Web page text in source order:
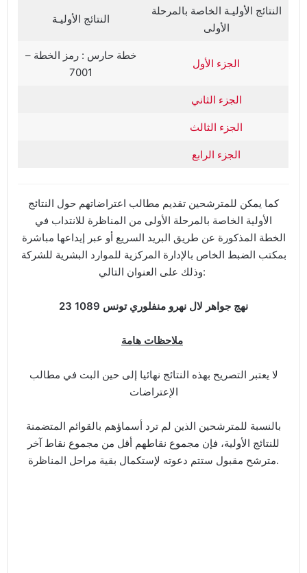
النتائج الأوليـة
النتائج الأوليـة الخاصة بالمرحلة
الأولى
خطة حارس : رمز الخطة –
7001
الجزء الأول
الجزء الثاني
الجزء الثالث
الجزء الرابع
كما يمكن للمترشحين تقديم مطالب اعتراضاتهم حول النتائج
الأولية الخاصة بالمرحلة الأولى من المناظرة للانتداب في
الخطة المذكورة عن طريق البريد السريع أو عبر إيداعها مباشرة
بمكتب الضبط الخاص بالإدارة المركزية للموارد البشرية للشركة
وذلك على العنوان التالي:
23 نهج جواهر لال نهرو منفلوري تونس 1089
ملاحظات هامة
لا يعتبر التصريح بهذه النتائج نهائيا إلى حين البت في مطالب
الإعتراضات
بالنسبة للمترشحين الذين لم ترد أسماؤهم بالقوائم المتضمنة
للنتائج الأولية، فإن مجموع نقاطهم أقل من مجموع نقاط آخر
مترشح مقبول ستتم دعوته لإستكمال بقية مراحل المناظرة.